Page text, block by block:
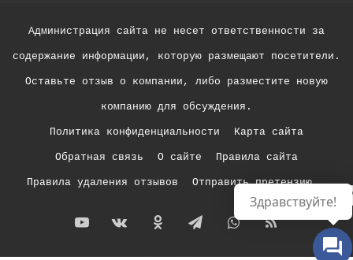
Администрация сайта не несет ответственности за
содержание информации, которую размещают посетители.
Оставьте отзыв о компании, либо разместите новую
компанию для обсуждения.
Политика конфиденциальности Карта сайта
Обратная связь О сайте Правила сайта
Правила удаления отзывов
Отправить претензию
YouTubevk.comОдноклассники
TelegramWhatsApp
RSS
Здравствуйте!